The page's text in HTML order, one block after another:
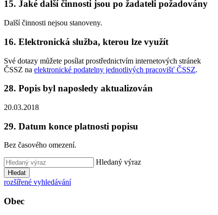
15. Jaké další činnosti jsou po žadateli požadovány
Další činnosti nejsou stanoveny.
16. Elektronická služba, kterou lze využít
Své dotazy můžete posílat prostřednictvím internetových stránek
ČSSZ na elektronické podatelny jednotlivých pracovišť ČSSZ.
28. Popis byl naposledy aktualizován
20.03.2018
29. Datum konce platnosti popisu
Bez časového omezení.
Hledaný výraz
Hledat
rozšířené vyhledávání
Obec